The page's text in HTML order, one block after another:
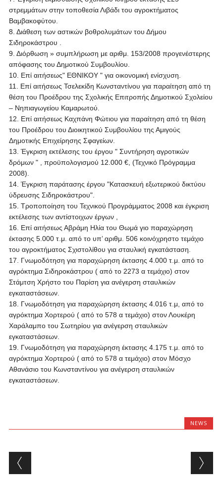
στρεμμάτων στην τοποθεσία Λιβάδι του αγροκτήματος
Βαμβακοφύτου.
8. Διάθεση των αστικών βοθρολυμάτων του Δήμου
Σιδηροκάστρου .
9. Διόρθωση » συμπλήρωση με αριθμ. 153/2008 προγενέστερης
απόφασης του Δημοτικού Συμβουλίου.
10. Επί αιτήσεως" ΕΘΝΙΚΟΥ " για οικονομική ενίσχυση.
11. Επί αιτήσεως Τσελεκίδη Κωνσταντίνου για παραίτηση από τη
θέση του Προέδρου της Σχολικής Επιτροπής Δημοτικού Σχολείου
– Νηπιαγωγείου Καμαρωτού.
12. Επί αιτήσεως Καχπάνη Φώτιου για παραίτηση από τη θέση
του Προέδρου του Διοικητικού Συμβουλίου της Αμιγούς
Δημοτικής Επιχείρησης Σφαγείων.
13. Έγκριση εκτέλεσης του έργου " Συντήρηση αγροτικών
δρόμων " , προϋπολογισμού 12.000 €, (Τεχνικό Πρόγραμμα
2008).
14. Έγκριση παράτασης έργου "Κατασκευή εξωτερικού δικτύου
ύδρευσης Σιδηροκάστρου".
15. Τροποποίηση του Τεχνικού Προγράμματος 2008 και έγκριση
εκτέλεσης των αντίστοιχων έργων ,
16. Επί αιτήσεως Αβράμη Ηλία του Θωμά γιο παραχώρηση
έκτασης 5.000 τ.μ. από το υπ’ αριθμ. 506 κοινόχρηστο τεμάχιο
του αγροκτήματος Σχιστολίθου για σταυλική εγκατάσταση.
17. Γνωμοδότηση για παραχώρηση έκτασης 4.000 τ.μ. από το
αγρόκτημα Σιδηροκάστρου ( από το 2273 α τεμάχιο) στον
Στάμτση Χρήστο του Παρίση για ανέγερση σταυλικών
εγκαταστάσεων.
18. Γνωμοδότηση για παραχώρηση έκτασης 4.016 τ.μ, από το
αγρόκτημα Χορτερού ( από το 578 α τεμάχιο) στον Λουκέρη
Χαράλαμπο του Σωτηρίου για ανέγερση σταυλικών
εγκαταστάσεων.
19. Γνωμοδότηση για παραχώρηση έκτασης 4.175 τ.μ. από το
αγρόκτημα Χορτερού ( από το 578 α τεμάχιο) στον Μόσχο
Αθανάσιο του Κωνσταντίνου για ανέγερση σταυλικών
εγκαταστάσεων.
NEWS
Post navigation